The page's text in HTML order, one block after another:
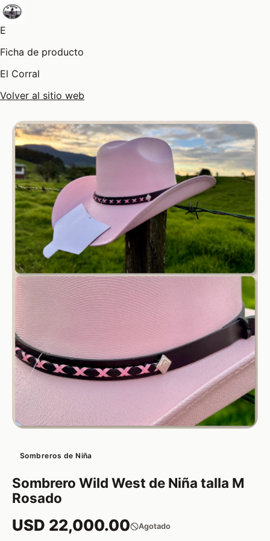
E
Ficha de producto
El Corral
Volver al sitio web
Sombreros de Niña
Sombrero Wild West de Niña talla M
Rosado
USD 22,000.00 Agotado